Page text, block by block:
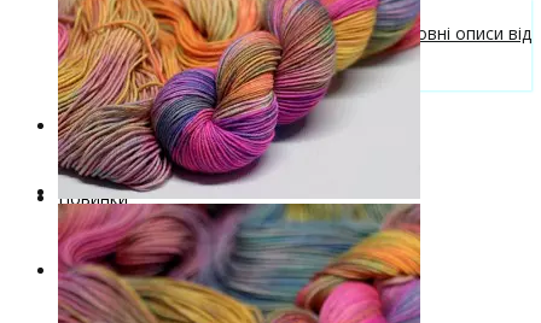
Безкоштовні описи моделей
Галерея в'язаних виробів та безкоштовні описи від
VizEll
Поради та рекомендації
Знижки
Новинки
. . .